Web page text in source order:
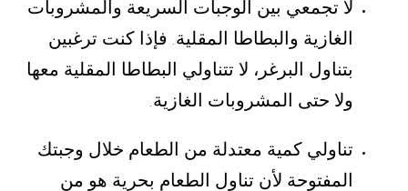
لا تجمعي بين الوجبات السريعة والمشروبات
الغازية والبطاطا المقلية. فإذا كنت ترغبين
بتناول البرغر، لا تتناولي البطاطا المقلية معها
ولا حتى المشروبات الغازية.
تناولي كمية معتدلة من الطعام خلال وجبتك
المفتوحة لأن تناول الطعام بحرية هو من